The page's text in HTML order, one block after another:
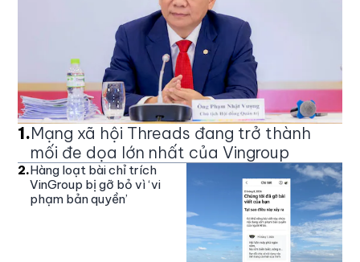
1.Mạng xã hội Threads đang trở thành
mối đe dọa lớn nhất của Vingroup
2.Hàng loạt bài chỉ trích
VinGroup bị gỡ bỏ vì ‘vi
phạm bản quyền’